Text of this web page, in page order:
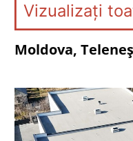
Vizualizați
Moldova,